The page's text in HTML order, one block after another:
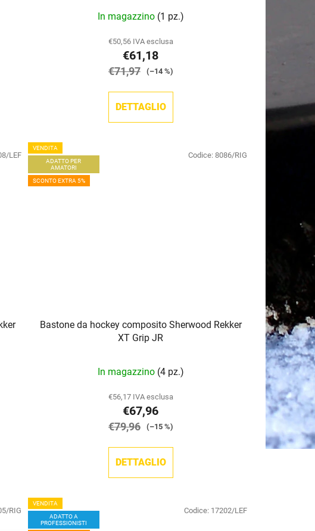
o
t
i
In magazzino (1 pz.)
€50,56 IVA esclusa
€61,18
€71,97 (–14 %)
DETTAGLIO
LEF
VENDITA
ADATTO PER
AMATORI
SCONTO EXTRA 5%
Bastone da hockey composito Sherwood Rekker
XT Grip JR
In magazzino (4 pz.)
€56,17 IVA esclusa
€67,96
€79,96 (–15 %)
DETTAGLIO
Codice: 8086/RIG
RIG
VENDITA
ADATTO A
PROFESSIONISTI
Codice: 17202/LEF